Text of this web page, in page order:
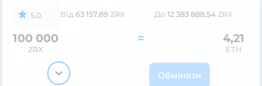
5.0 Від 63 157,89 ZRX До 12 383 888,54 ZRX
100 000
ZRX
= 4,21
ETH
Обміняти